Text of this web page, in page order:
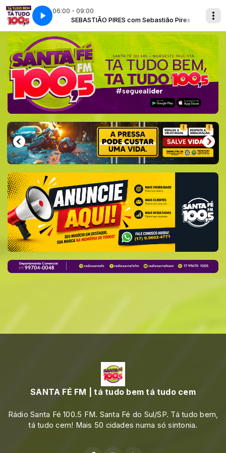
06:00 - 09:00
Pires SEBASTIÃO PIRES com Sebastião Pires
SANTA FÉ FM | tá tudo bem tá tudo cem
Rádio Santa Fé 100.5 FM. Santa Fé do Sul/SP. Tá tudo bem,
tá tudo cem! Mais 50 cidades numa só sintonia.